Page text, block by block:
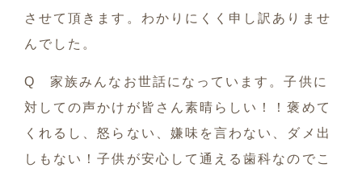
させて頂きます。わかりにくく申し訳ありませ
んでした。
Q 家族みんなお世話になっています。子供に
対しての声かけが皆さん素晴らしい！！褒めて
くれるし、怒らない、嫌味を言わない、ダメ出
しもない！子供が安心して通える歯科なのでこ